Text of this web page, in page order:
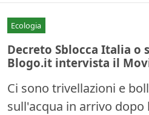
Ecologia
Decreto Sblocca Italia o
Blogo.it intervista il
Ci sono trivellazioni e
sull'acqua in arrivo dopo